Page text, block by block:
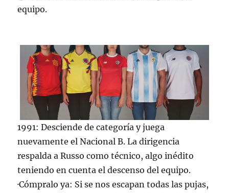
equipo.
1991: Desciende de categoría y juega
nuevamente el Nacional B. La dirigencia
respalda a Russo como técnico, algo inédito
teniendo en cuenta el descenso del equipo.
·Cómpralo ya: Si se nos escapan todas las pujas,